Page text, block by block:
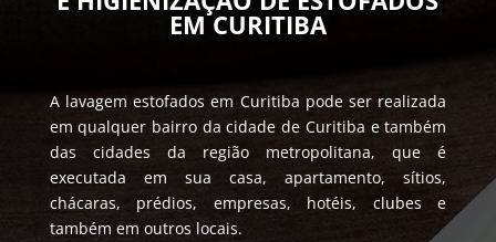
EM CURITIBA
A lavagem estofados em Curitiba pode ser realizada
em qualquer bairro da cidade de Curitiba e também
das cidades da região metropolitana, que é
executada em sua casa, apartamento, sítios,
chácaras, prédios, empresas, hotéis, clubes e
também em outros locais.